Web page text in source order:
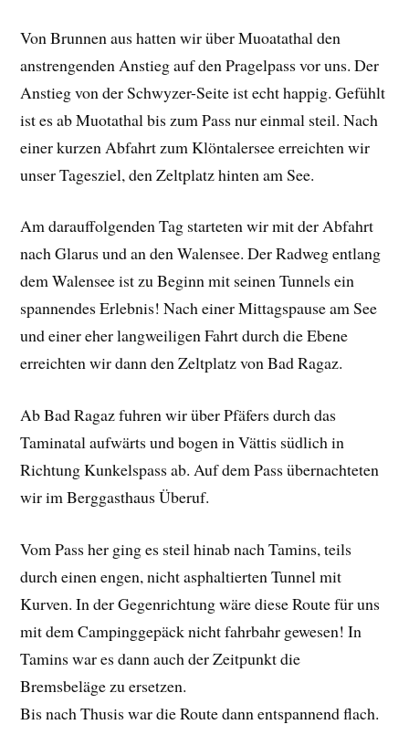
Von Brunnen aus hatten wir über Muoatathal den
anstrengenden Anstieg auf den Pragelpass vor uns. Der
Anstieg von der Schwyzer-Seite ist echt happig. Gefühlt
ist es ab Muotathal bis zum Pass nur einmal steil. Nach
einer kurzen Abfahrt zum Klöntalersee erreichten wir
unser Tagesziel, den Zeltplatz hinten am See.
Am darauffolgenden Tag starteten wir mit der Abfahrt
nach Glarus und an den Walensee. Der Radweg entlang
dem Walensee ist zu Beginn mit seinen Tunnels ein
spannendes Erlebnis! Nach einer Mittagspause am See
und einer eher langweiligen Fahrt durch die Ebene
erreichten wir dann den Zeltplatz von Bad Ragaz.
Ab Bad Ragaz fuhren wir über Pfäfers durch das
Taminatal aufwärts und bogen in Vättis südlich in
Richtung Kunkelspass ab. Auf dem Pass übernachteten
wir im Berggasthaus Überuf.
Vom Pass her ging es steil hinab nach Tamins, teils
durch einen engen, nicht asphaltierten Tunnel mit
Kurven. In der Gegenrichtung wäre diese Route für uns
mit dem Campinggepäck nicht fahrbahr gewesen! In
Tamins war es dann auch der Zeitpunkt die
Bremsbeläge zu ersetzen.
Bis nach Thusis war die Route dann entspannend flach.